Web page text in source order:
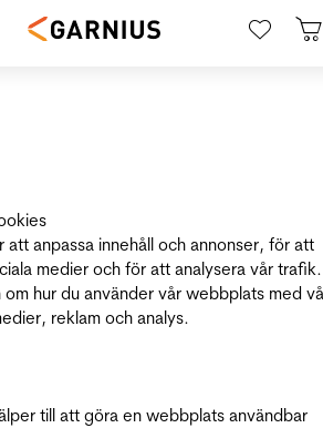
anpassa innehåll och annonser, för att
medier och för att analysera vår
hur du använder vår webbplats med
reklam och analys.
till att göra en webbplats användbar